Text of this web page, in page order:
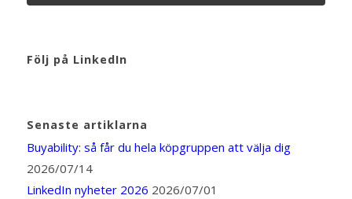
Följ på LinkedIn
Senaste artiklarna
Buyability: så får du hela köpgruppen att välja dig
2026/07/14
LinkedIn nyheter 2026 2026/07/01